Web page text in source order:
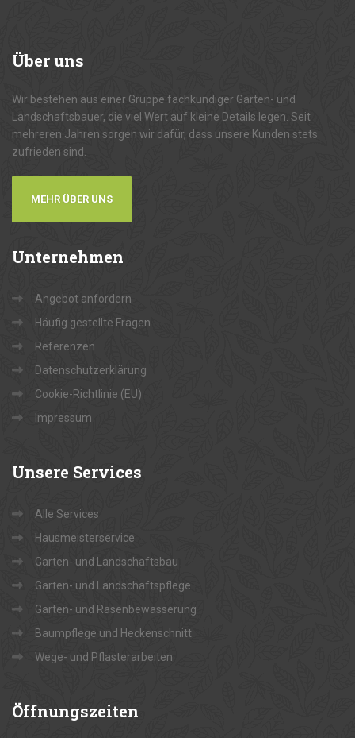
Überuns
Wir bestehen aus einer Gruppe fachkundiger Garten- und
Landschaftsbauer, die viel Wert auf kleine Details legen. Seit
mehreren Jahren sorgen wir dafür, dass unsere Kunden stets
zufrieden sind.
MEHR ÜBER UNS
Unternehmen
Angebot anfordern
Häufig gestellte Fragen
Referenzen
Datenschutzerklärung
Cookie-Richtlinie (EU)
Impressum
Unsere Services
Alle Services
Hausmeisterservice
Garten- und Landschaftsbau
Garten- und Landschaftspflege
Garten- und Rasenbewässerung
Baumpflege und Heckenschnitt
Wege- und Pflasterarbeiten
Öffnungszeiten